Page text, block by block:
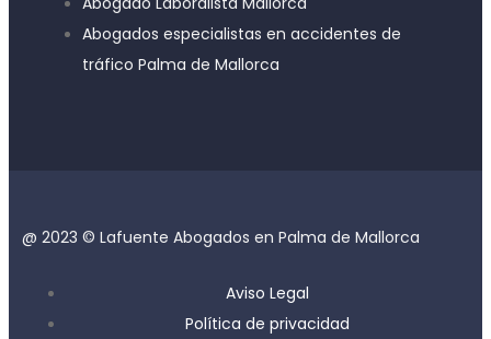
Abogados especialistas en accidentes de
tráfico Palma de Mallorca
@ 2023 © Lafuente Abogados en Palma de Mallorca
Aviso Legal
Política de privacidad